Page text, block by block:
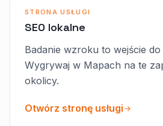
STRONA USŁUGI
SEO lokalne
Badanie wzroku to wejście
Wygrywaj w Mapach na te
okolicy.
Otwórz stronę usługi